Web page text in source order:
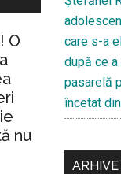
O
nu
care s-a
după ce
pasarelă
încetat
ARHIVE